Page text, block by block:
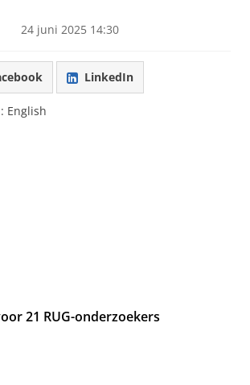
24 juni 2025 14:30
LinkedIn
English
21 RUG-onderzoekers